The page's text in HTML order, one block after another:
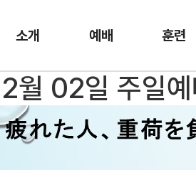
소개 예배 훈련
월 02일 주일예